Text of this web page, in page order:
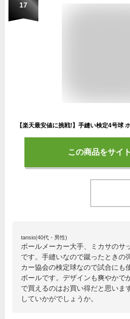
17
この商品をサイ
tansio(40代・男性)
ボールメーカー大手、ミカサのサ
です。手縫いなので蹴ったときの
カー協会の検定球なので試合にも
ボールです。デザインも爽やかで
で買えるのはお買い得だと思いま
していかがでしょうか。